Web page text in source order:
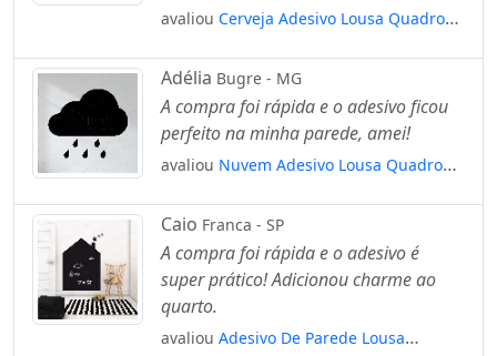
avaliou Cerveja Adesivo Lousa Quadro
Mod:56
Adélia Bugre - MG
A compra foi rápida e o adesivo ficou
perfeito na minha parede, amei!
avaliou Nuvem Adesivo Lousa Quadro
Mod:95
Caio Franca - SP
A compra foi rápida e o adesivo é
super prático! Adicionou charme ao
quarto.
avaliou Adesivo De Parede Lousa